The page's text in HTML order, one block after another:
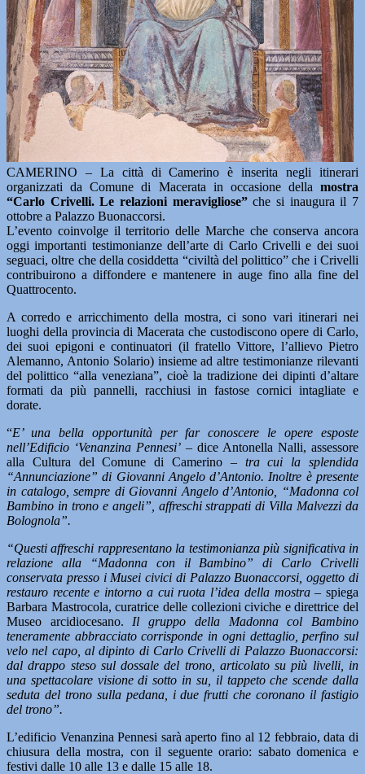
CAMERINO – La città di Camerino è inserita negli itinerari
organizzati da Comune di Macerata in occasione della mostra
“Carlo Crivelli. Le relazioni meravigliose”che si inaugura il 7
ottobre a Palazzo Buonaccorsi.
L’evento coinvolge il territorio delle Marche che conserva ancora
oggi importanti testimonianze dell’arte di Carlo Crivelli e dei suoi
seguaci, oltre che della cosiddetta “civiltà del polittico” che i Crivelli
contribuirono a diffondere e mantenere in auge fino alla fine del
Quattrocento.
A corredo e arricchimento della mostra, ci sono vari itinerari nei
luoghi della provincia di Macerata che custodiscono opere di Carlo,
dei suoi epigoni e continuatori (il fratello Vittore, l’allievo Pietro
Alemanno, Antonio Solario) insieme ad altre testimonianze rilevanti
del polittico “alla veneziana”, cioè la tradizione dei dipinti d’altare
formati da più pannelli, racchiusi in fastose cornici intagliate e
dorate.
“E’ una bella opportunità per far conoscere le opere esposte
nell’Edificio ‘Venanzina Pennesi’ – dice Antonella Nalli, assessore
alla Cultura del Comune di Camerino –tra cui la splendida
“Annunciazione” di Giovanni Angelo d’Antonio. Inoltre è presente
in catalogo, sempre di Giovanni Angelo d’Antonio, “Madonna col
Bambino in trono e angeli”, affreschi strappati di Villa Malvezzi da
Bolognola”.
“Questi affreschi rappresentano la testimonianza più significativa in
relazione alla “Madonna con il Bambino”
di Carlo Crivelli
conservata presso i Musei civici di Palazzo Buonaccorsi, oggetto di
restauro recente e intorno a cui ruota l’idea della mostra– spiega
Barbara Mastrocola, curatrice delle collezioni civiche e direttrice del
Museo arcidiocesano. Il gruppo della Madonna col Bambino
teneramente abbracciato corrisponde in ogni dettaglio, perfino sul
velo nel capo, al dipinto di Carlo Crivelli di Palazzo Buonaccorsi:
dal drappo steso sul dossale del trono, articolato su più livelli, in
una spettacolare visione di sotto in su, il tappeto che scende dalla
seduta del trono sulla pedana, i due frutti che coronano il fastigio
del trono”.
L’edificio Venanzina Pennesi sarà aperto fino al 12 febbraio, data di
chiusura della mostra, con il seguente orario: sabato domenica e
festivi dalle 10 alle 13 e dalle 15 alle 18.